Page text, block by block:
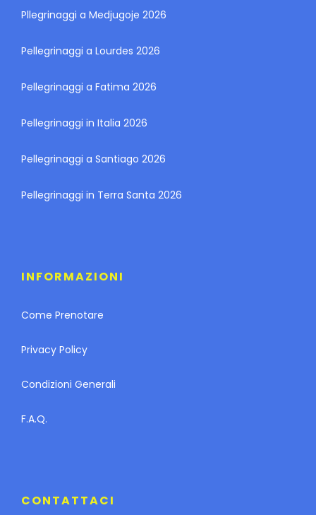
Pllegrinaggi a Medjugoje 2026
Pellegrinaggi a Lourdes 2026
Pellegrinaggi a Fatima 2026
Pellegrinaggi in Italia 2026
Pellegrinaggi a Santiago 2026
Pellegrinaggi in Terra Santa 2026
INFORMAZIONI
Come Prenotare
Privacy Policy
Condizioni Generali
F.A.Q.
CONTATTACI